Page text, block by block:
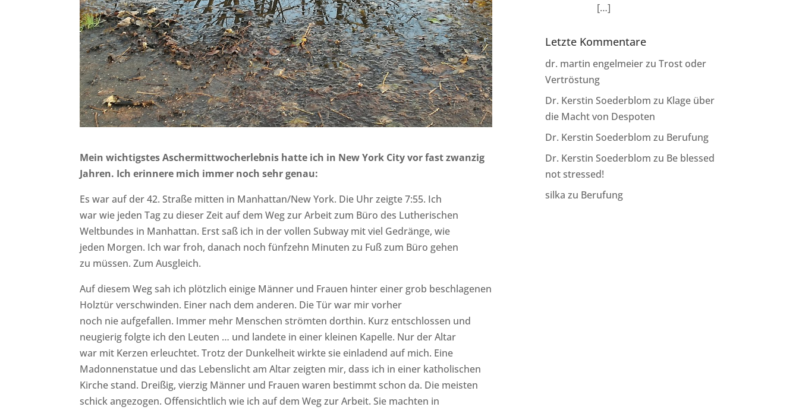
Mein wichtigstes Aschermittwocherlebnis hatte ich in New York City vor fast zwanzig
Jahren. Ich erinnere mich immer noch sehr genau:
Es war auf der 42. Straße mitten in Manhattan/New York. Die Uhr zeigte 7:55. Ich
war wie jeden Tag zu dieser Zeit auf dem Weg zur Arbeit zum Büro des Lutherischen
Weltbundes in Manhattan. Erst saß ich in der vollen Subway mit viel Gedränge, wie
jeden Morgen. Ich war froh, danach noch fünfzehn Minuten zu Fuß zum Büro gehen
zu müssen. Zum Ausgleich.
Auf diesem Weg sah ich plötzlich einige Männer und Frauen hinter einer grob beschlagenen
Holztür verschwinden. Einer nach dem anderen. Die Tür war mir vorher
noch nie aufgefallen. Immer mehr Menschen strömten dorthin. Kurz entschlossen und
neugierig folgte ich den Leuten … und landete in einer kleinen Kapelle. Nur der Altar
war mit Kerzen erleuchtet. Trotz der Dunkelheit wirkte sie einladend auf mich. Eine
Madonnenstatue und das Lebenslicht am Altar zeigten mir, dass ich in einer katholischen
Kirche stand. Dreißig, vierzig Männer und Frauen waren bestimmt schon da. Die meisten
schick angezogen. Offensichtlich wie ich auf dem Weg zur Arbeit. Sie machten in
[…]
Letzte Kommentare
dr. martin engelmeierzuTrost oder
Vertröstung
Dr. Kerstin Soederblom zu Klage über
die Macht von Despoten
Dr. Kerstin Soederblom zu Berufung
Dr. Kerstin Soederblom zu Be blessed
not stressed!
silka zu Berufung